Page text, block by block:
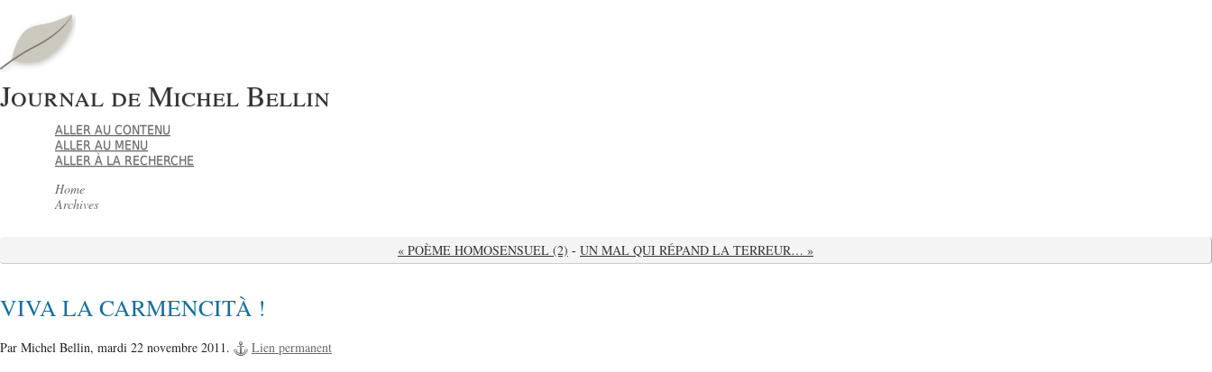
Journal de Michel Bellin
ALLER AU CONTENU
ALLER AU MENU
ALLER À LA RECHERCHE
Home
Archives
« POÈME HOMOSENSUEL (2) - UN MAL QUI RÉPAND LA TERREUR… »
VIVA LA CARMENCITÀ !
Par Michel Bellin, mardi 22 novembre 2011. Lien permanent